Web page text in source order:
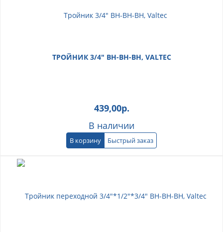
ТРОЙНИК 3/4" ВН-ВН-ВН, VALTEC
439,00р.
В наличии
В корзину Быстрый заказ